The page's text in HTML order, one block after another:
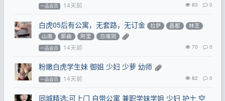
一品会员 14天前 83 0
白虎05后有公寓，无套路，无订金 拉萨 昌都
林芝
山南
那曲 阿里 日喀则
一品会员 14天前 70 0
粉嫩白虎学生妹 御姐 少妇 少萝 幼师
一品会员 14天前 82 0
同城精选:可上门 自带公寓 兼职学妹学姐 少妇 护士 空